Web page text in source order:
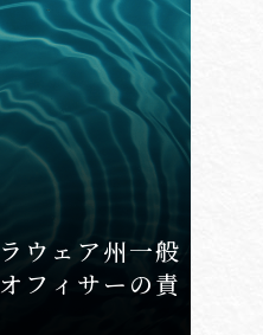
ウェア州一般
フィサーの責